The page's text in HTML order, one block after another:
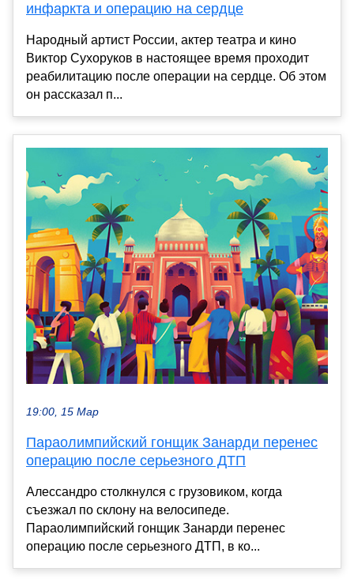
инфаркта и операцию на сердце
Народный артист России, актер театра и кино
Виктор Сухоруков в настоящее время проходит
реабилитацию после операции на сердце. Об этом
он рассказал п...
19:00, 15 Мар
Параолимпийский гонщик Занарди перенес
операцию после серьезного ДТП
Алессандро столкнулся с грузовиком, когда
съезжал по склону на велосипеде.
Параолимпийский гонщик Занарди перенес
операцию после серьезного ДТП, в ко...